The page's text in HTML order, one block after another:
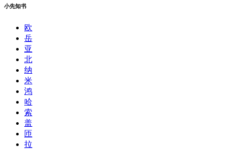
小先知书
欧
岳
亚
北
纳
米
鸿
哈
索
盖
匝
拉